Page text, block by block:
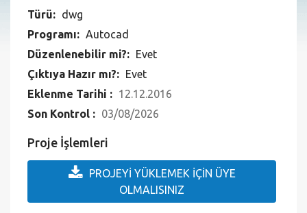
Dosya Bilgisi
Türü:
Düzenlenebilir mi?:
Eklenme Tarihi :
12.12.2016
Son Kontrol : 03/08/2026
Proje İşlemleri
PROJEYİ YÜKLEMEK İÇİN ÜYE